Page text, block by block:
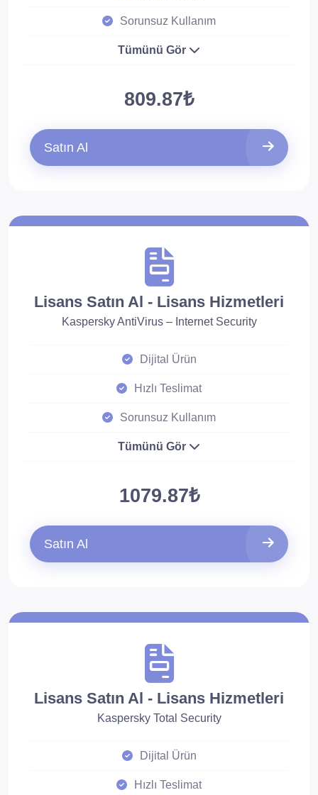
Sorunsuz Kullanım
Tümünü Gör
809.87₺
Satın Al
Lisans Satın Al - Lisans Hizmetleri
Kaspersky AntiVirus – Internet Security
Dijital Ürün
Hızlı Teslimat
Sorunsuz Kullanım
Tümünü Gör
1079.87₺
Satın Al
Lisans Satın Al - Lisans Hizmetleri
Kaspersky Total Security
Dijital Ürün
Hızlı Teslimat